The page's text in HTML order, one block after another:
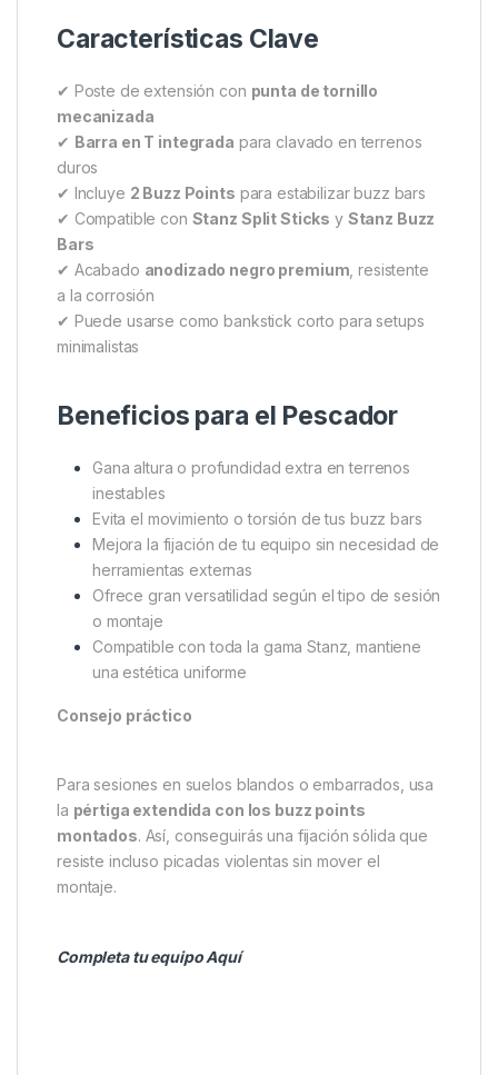
Características Clave
✔ Poste de extensión con punta de tornillo
mecanizada
✔ Barra en T integrada para clavado en terrenos
duros
✔ Incluye 2 Buzz Points para estabilizar buzz bars
✔ Compatible con Stanz Split Sticks y Stanz Buzz
Bars
✔ Acabado anodizado negro premium , resistente
a la corrosión
✔ Puede usarse como bankstick corto para setups
minimalistas
Beneficios para el Pescador
Gana altura o profundidad extra en terrenos
inestables
Evita el movimiento o torsión de tus buzz bars
Mejora la fijación de tu equipo sin necesidad de
herramientas externas
Ofrece gran versatilidad según el tipo de sesión
o montaje
Compatible con toda la gama Stanz, mantiene
una estética uniforme
Consejo práctico
Para sesiones en suelos blandos o embarrados, usa
la pértiga extendida con los buzz points
montados. Así, conseguirás una fijación sólida que
resiste incluso picadas violentas sin mover el
montaje.
Completa tu equipo Aquí